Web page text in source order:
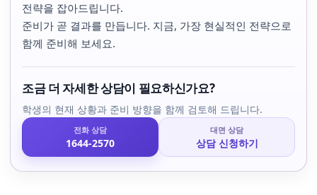
전략을 잡아드립니다.
준비가 곧 결과를 만듭니다. 지금, 가장 현실적인 전략으로
함께 준비해 보세요.
조금 더 자세한 상담이 필요하신가요?
학생의 현재 상황과 준비 방향을 함께 검토해 드립니다.
전화 상담
1644-2570
대면 상담
상담 신청하기